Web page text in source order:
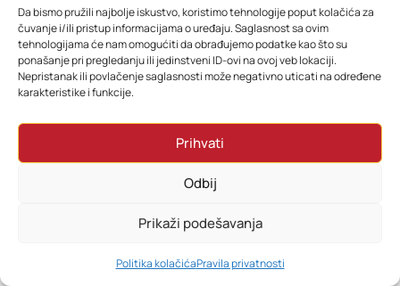
Da bismo pružili najbolje iskustvo, koristimo tehnologije poput kolačića za
čuvanje i/ili pristup informacijama o uređaju. Saglasnost sa ovim
tehnologijama će nam omogućiti da obrađujemo podatke kao što su
ponašanje pri pregledanju ili jedinstveni ID-ovi na ovoj veb lokaciji.
Nepristanak ili povlačenje saglasnosti može negativno uticati na određene
karakteristike i funkcije.
Prihvati
Odbij
Prikaži podešavanja
Politika kolačićaPravila privatnosti
Francuski Ležaj VENEDIG 90×200
Ocjenjeno
od 5
569,00KM
KREVET ALTA 90X200
Ocjenjeno
od 5
530,00KM
PRETRAŽI KORPA MOJ RAČUN